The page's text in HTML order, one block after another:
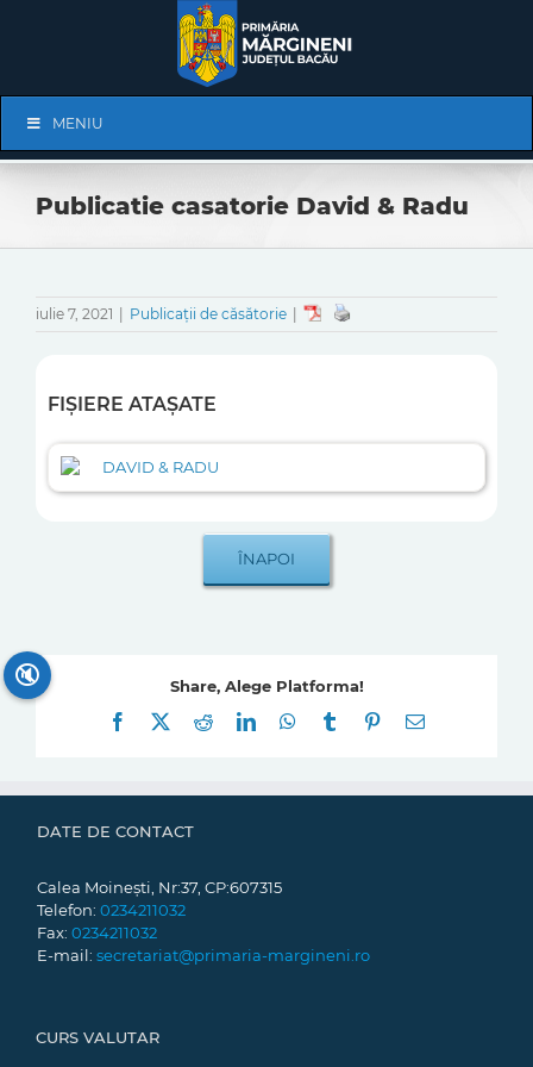
Navigation
MENIU
Publicatie casatorie David & Radu
iulie 7, 2021 Publicații de căsătorie
FIȘIERE ATAȘATE
DAVID & RADU
Share, Alege Platforma!
Facebook
RedditLinkedInWhatsApp
Tumblr Pinterest
E-
DATE DE CONTACT
Calea Moinești, Nr:37, CP:607315
Telefon: 0234211032
Fax: 0234211032
E-mail: secretariat@primaria-margineni.ro
CURS VALUTAR
🔇